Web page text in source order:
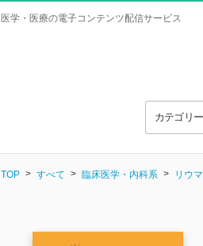
医学・医療の電子コンテンツ配信サービス
カテゴリー
TOP すべて 臨床医学・内科系 リウ